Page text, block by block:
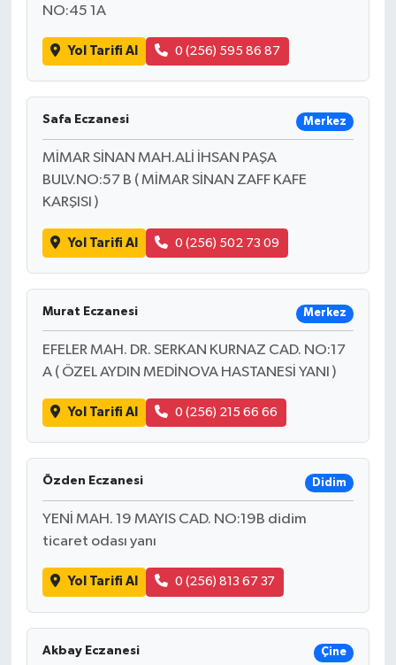
NO:45 1A
Yol Tarifi Al 0 (256) 595 86 87
Safa Eczanesi Merkez
MİMAR SİNAN MAH.ALİ İHSAN PAŞA
BULV.NO:57 B ( MİMAR SİNAN ZAFF KAFE
KARŞISI )
Yol Tarifi Al 0 (256) 502 73 09
Murat Eczanesi Merkez
EFELER MAH. DR. SERKAN KURNAZ CAD. NO:17
A ( ÖZEL AYDIN MEDİNOVA HASTANESİ YANI )
Yol Tarifi Al 0 (256) 215 66 66
Özden Eczanesi Didim
YENİ MAH. 19 MAYIS CAD. NO:19B didim
ticaret odası yanı
Yol Tarifi Al 0 (256) 813 67 37
Akbay Eczanesi Çine
Tokat Haber